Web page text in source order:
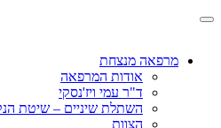
Skip
Toggle
מרפאה מנצחת
אודות המרפאה
ד"ר עמי ויז'נסקי
השתלת שיניים – שיטת
הצוות